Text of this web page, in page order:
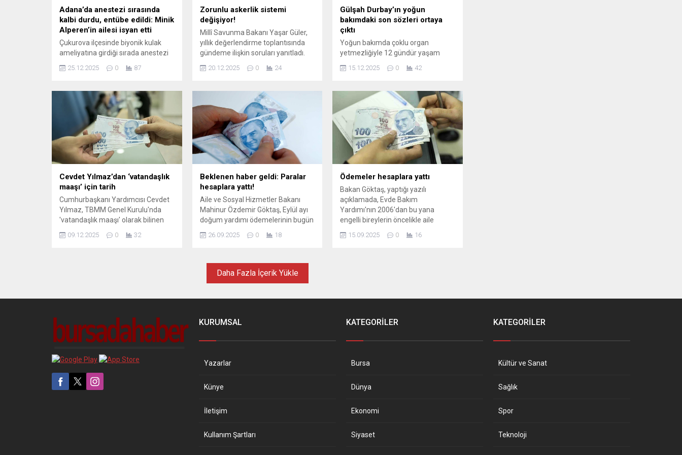
öğretici...
Adana’da anestezi sırasında
kalbi durdu, entübe edildi: Minik
Alperen’in ailesi isyan etti
Çukurova ilçesinde biyonik kulak
ameliyatına girdiği sırada anestezi
Mehmet Alper Eroğlu, entübe
Savcılığa suç duyurusunda bulunan
aile, çocuklarının bu duruma
gelmesinde doktor ihmali olduğunu
savundu.
25.12.2025 0 87
Zorunlu askerlik sistemi
değişiyor!
Millî Savunma Bakanı Yaşar Güler,
yıllık değerlendirme toplantısında
gündeme ilişkin soruları yanıtladı.
örgütü PKK/YPG’nin paravan ismi
entegrasyonu konusunda dikkat
çeken mesajlar verdi ...
20.12.2025 0 24
Gülşah Durbay’ın yoğun
bakımdaki son sözleri ortaya
çıktı
Yoğun bakımda çoklu organ
yetmezliğiyle 12 gündür yaşam
Başkanı Gülşah Durbay hayatını
yakın çalışma arkadaşı Çeşme
Belediye Başkanı Lal Denizli
paylaştı.
15.12.2025 0 42
Cevdet Yılmaz’dan ‘vatandaşlık
maaşı’ için tarih
Cumhurbaşkanı Yardımcısı Cevdet
Yılmaz, TBMM Genel Kurulu'nda
'vatandaşlık maaşı' olarak bilinen
Sistemi'nin pilot uygulamasının
09.12.2025 0 32
Beklenen haber geldi: Paralar
hesaplara yattı!
Aile ve Sosyal Hizmetler Bakanı
Mahinur Özdemir Göktaş, Eylül ayı
doğum yardımı ödemelerinin bugün
yatırıldığını belirterek, "Böylece
Aile Yılı'nda ...
26.09.2025 0 18
Ödemeler hesaplara yattı
Bakan Göktaş, yaptığı yazılı
açıklamada, Evde Bakım
Yardımı'nın 2006'dan bu yana
engelli bireylerin öncelikle aile
amacıyla hayata geçirilen önemli bir
15.09.2025 0 16
Daha Fazla İçerik Yükle
KURUMSAL
Yazarlar
Künye
İletişim
Kullanım Şartları
KATEGORİLER
Bursa
Dünya
Ekonomi
Siyaset
KATEGORİLER
Kültür ve Sanat
Sağlık
Spor
Teknoloji